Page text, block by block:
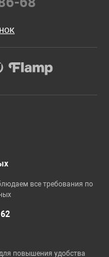
все требования по
повышения удобства